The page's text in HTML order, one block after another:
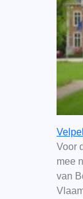
Voor
mee
van